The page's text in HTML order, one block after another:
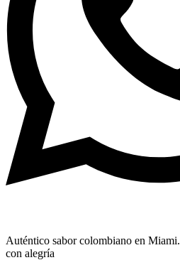
Auténtico sabor colombiano en
con alegría